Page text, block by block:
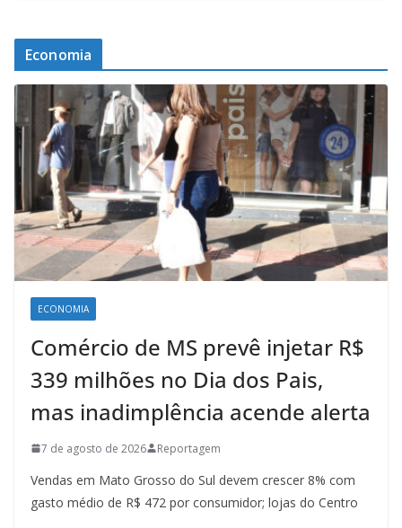
Economia
ECONOMIA
Comércio de MS prevê injetar R$
339 milhões no Dia dos Pais,
mas inadimplência acende alerta
7 de agosto de 2026 Reportagem
Vendas em Mato Grosso do Sul devem crescer 8% com
gasto médio de R$ 472 por consumidor; lojas do Centro